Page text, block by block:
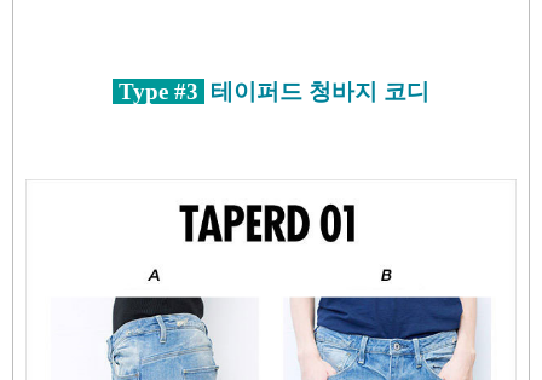
Type #3 테이퍼드 청바지 코디